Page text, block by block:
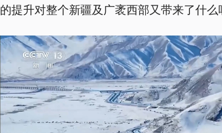
的提升对整个新疆及广袤西部又带来了什么